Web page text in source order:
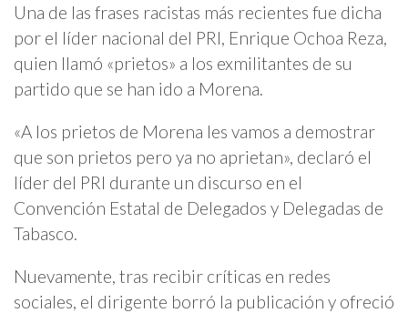
Una de las frases racistas más recientes fue dicha
por el líder nacional del PRI, Enrique Ochoa Reza,
quien llamó «prietos» a los exmilitantes de su
partido que se han ido a Morena.
«A los prietos de Morena les vamos a demostrar
que son prietos pero ya no aprietan», declaró el
líder del PRI durante un discurso en el
Convención Estatal de Delegados y Delegadas de
Tabasco.
Nuevamente, tras recibir críticas en redes
sociales, el dirigente borró la publicación y ofreció